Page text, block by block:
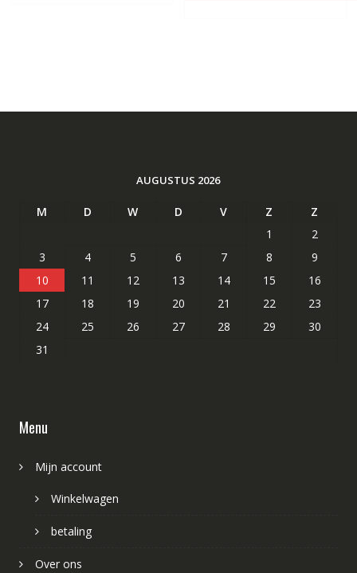
AUGUSTUS 2026
M D W D V Z
Z
1
2
3
4 5 6 7 8
9
10
11 12 13 14 15
16
17
18 19 20 21 22
23
24
25 26 27 28 29
30
31
Menu
Mijn account
Winkelwagen
betaling
Over ons